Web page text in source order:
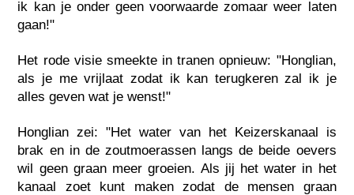
ik kan je onder geen voorwaarde zomaar weer laten
gaan!"
Het rode visie smeekte in tranen opnieuw: "Honglian,
als je me vrijlaat zodat ik kan terugkeren zal ik je
alles geven wat je wenst!"
Honglian zei: "Het water van het Keizerskanaal is
brak en in de zoutmoerassen langs de beide oevers
wil geen graan meer groeien. Als jij het water in het
kanaal zoet kunt maken zodat de mensen graan